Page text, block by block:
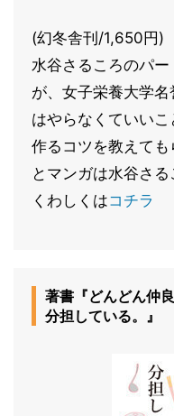
(幻冬舎刊/1,650円)
水谷さるころのパ
が、女子栄養大学
はやらなくていい
作るコツを教えて
とマンガは水谷さる
くわしくはコチラ
著書『どんどん仲
分担している。』